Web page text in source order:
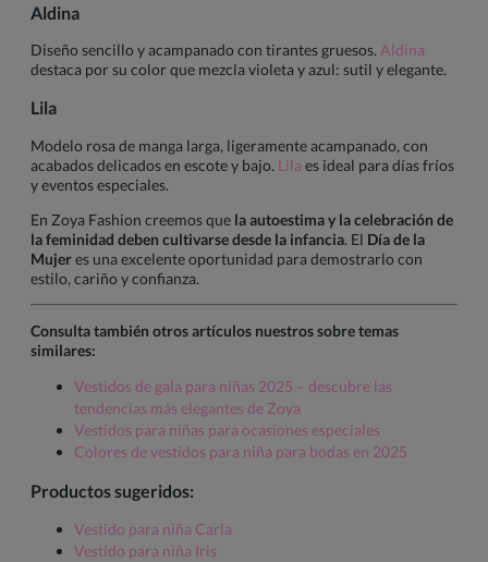
Aldina
Diseño sencillo y acampanado con tirantes gruesos. Aldina
destaca por su color que mezcla violeta y azul: sutil y elegante.
Lila
Modelo rosa de manga larga, ligeramente acampanado, con
acabados delicados en escote y bajo. Lila es ideal para días fríos
y eventos especiales.
En Zoya Fashion creemos que la autoestima y la celebración de
la feminidad deben cultivarse desde la infancia. El Día de la
Mujeres una excelente oportunidad para demostrarlo con
estilo, cariño y confianza.
Consulta también otros artículos nuestros sobre temas
similares:
Vestidos de gala para niñas 2025 – descubre las
tendencias más elegantes de Zoya
Vestidos para niñas para ocasiones especiales
Colores de vestidos para niña para bodas en 2025
Productos sugeridos:
Vestido para niña Carla
Vestido para niña Iris